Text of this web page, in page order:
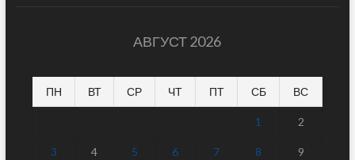
АВГУСТ 2026
ПН ВТ СР ЧТ ПТ СБ ВС
1 2
3 4 5 6 7 8 9